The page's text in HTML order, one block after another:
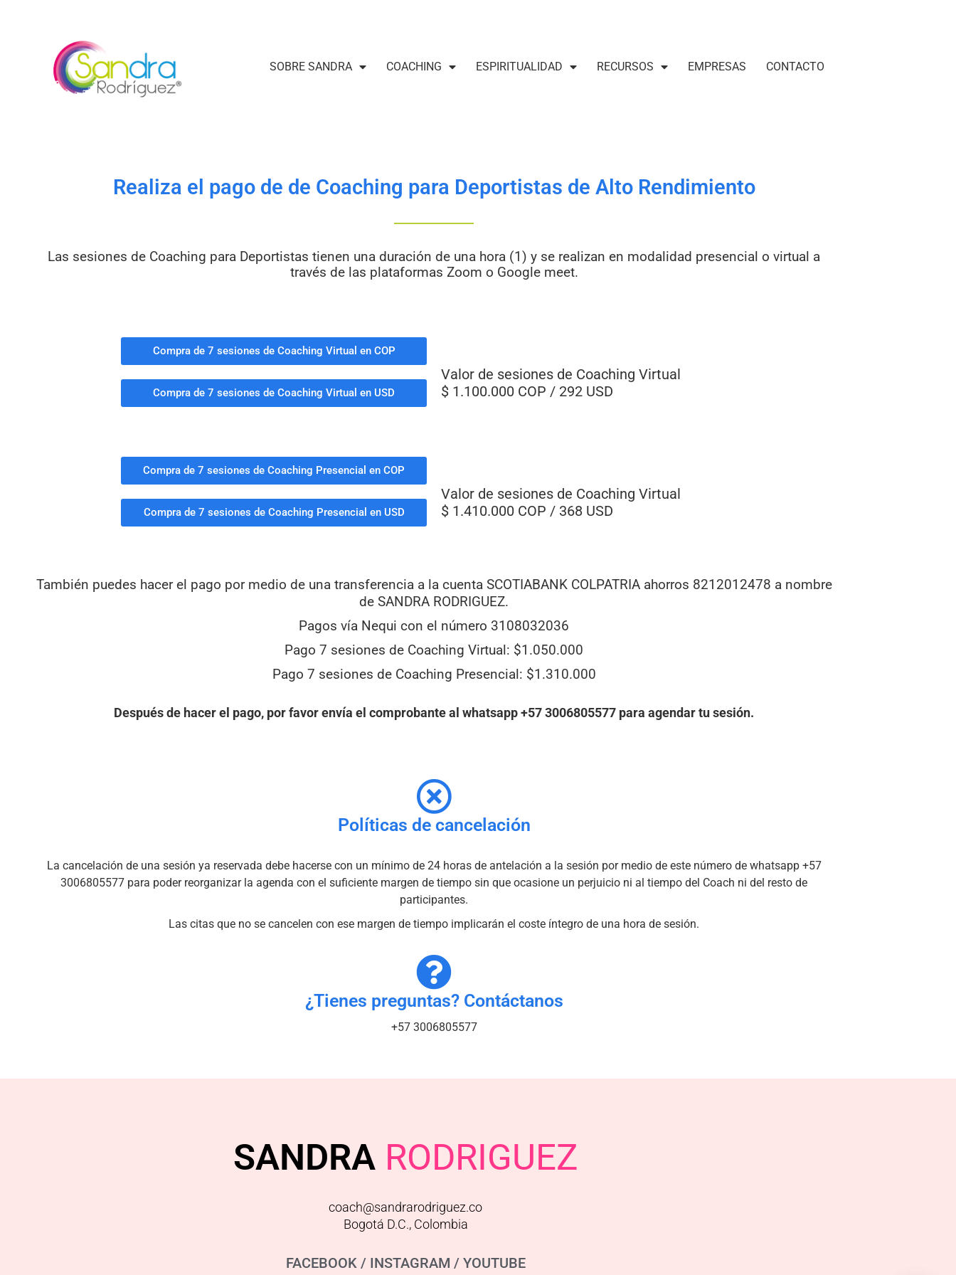
SOBRE SANDRA COACHING ESPIRITUALIDAD RECURSOS EMPRESAS CONTACTO
Realiza el pago de de Coaching para Deportistas de Alto Rendimiento
Las sesiones de Coaching para Deportistas tienen una duración de una hora (1) y se realizan en modalidad presencial o virtual a
través de las plataformas Zoom o Google meet.
Compra de 7 sesiones de Coaching Virtual en COP
Compra de 7 sesiones de Coaching Virtual en USD
Valor de sesiones de Coaching Virtual
$ 1.100.000 COP / 292 USD
Compra de 7 sesiones de Coaching Presencial en COP
Compra de 7 sesiones de Coaching Presencial en USD
Valor de sesiones de Coaching Virtual
$ 1.410.000 COP / 368 USD
También puedes hacer el pago por medio de una transferencia a la cuenta SCOTIABANK COLPATRIA ahorros 8212012478 a nombre
de SANDRA RODRIGUEZ.
Pagos vía Nequi con el número 3108032036
Pago 7 sesiones de Coaching Virtual: $1.050.000
Pago 7 sesiones de Coaching Presencial: $1.310.000
Después de hacer el pago, por favor envía el comprobante al whatsapp +57 3006805577 para agendar tu sesión.
Políticas de cancelación
La cancelación de una sesión ya reservada debe hacerse con un mínimo de 24 horas de antelación a la sesión por medio de este número de whatsapp +57
3006805577 para poder reorganizar la agenda con el suficiente margen de tiempo sin que ocasione un perjuicio ni al tiempo del Coach ni del resto de
participantes.
Las citas que no se cancelen con ese margen de tiempo implicarán el coste íntegro de una hora de sesión.
¿Tienes preguntas? Contáctanos
+57 3006805577
SANDRA RODRIGUEZ
coach@sandrarodriguez.co
Bogotá D.C., Colombia
FACEBOOK/ INSTAGRAM / YOUTUBE